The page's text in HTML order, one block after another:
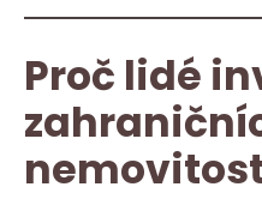
Proč lidé